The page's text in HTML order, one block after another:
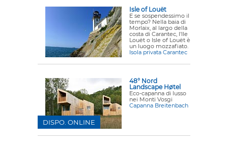
Isle of Louët
E se sospendessimo il
tempo? Nella baia di
Morlaix, al largo della
costa di Carantec, l'Ile
Louët o Isle of Louët è
un luogo mozzafiato.
Isola privata Carantec
48° Nord
Landscape Høtel
Eco-capanna di lusso
nei Monti Vosgi
Capanna Breitenbach
DISPO. ONLINE